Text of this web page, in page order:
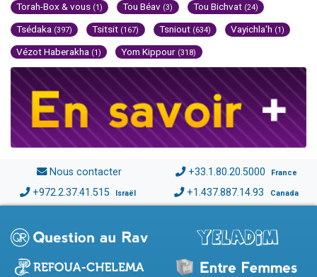
Torah-Box & vous (1) Tou Béav (3) Tou Bichvat (24)
Tsédaka (397) Tsitsit (167) Tsniout (634) Vayichla'h (1)
Vézot Haberakha (1) Yom Kippour (318)
Nous contacter +33.1.80.20.5000 France
+972.2.37.41.515 Israël +1.437.887.14.93 Canada